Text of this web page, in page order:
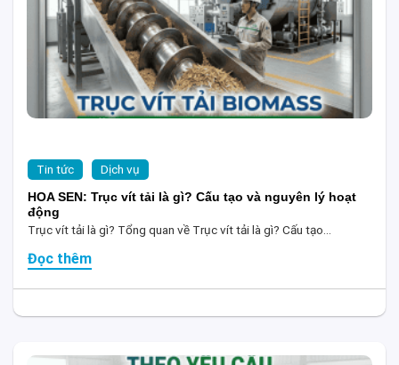
Tin tức Dịch vụ
HOA SEN: Trục vít tải là gì? Cấu tạo và nguyên lý hoạt
động
Trục vít tải là gì? Tổng quan về Trục vít tải là gì? Cấu tạo...
Đọc thêm